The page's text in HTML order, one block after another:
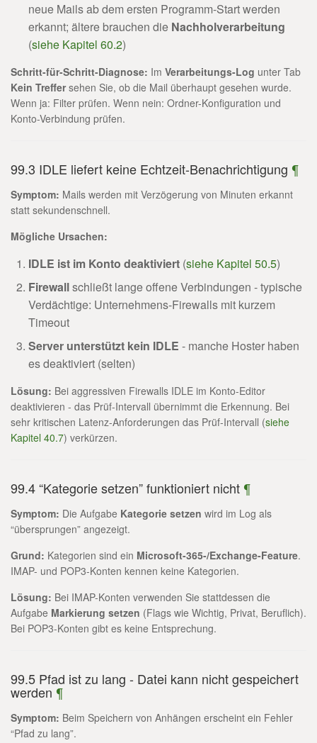
neue Mails ab dem ersten Programm-Start werden
erkannt; ältere brauchen die Nachholverarbeitung
(siehe Kapitel 60.2)
Schritt-für-Schritt-Diagnose: Im Verarbeitungs-Log unter Tab
Kein Treffersehen Sie, ob die Mail überhaupt gesehen wurde.
Wenn ja: Filter prüfen. Wenn nein: Ordner-Konfiguration und
Konto-Verbindung prüfen.
99.3 IDLE liefert keine Echtzeit-Benachrichtigung ¶
Symptom: Mails werden mit Verzögerung von Minuten erkannt
statt sekundenschnell.
Mögliche Ursachen:
IDLE ist im Konto deaktiviert (siehe Kapitel 50.5)
Firewallschließt lange offene Verbindungen - typische
Verdächtige: Unternehmens-Firewalls mit kurzem
Timeout
Server unterstützt kein IDLE - manche Hoster haben
es deaktiviert (selten)
Lösung: Bei aggressiven Firewalls IDLE im Konto-Editor
deaktivieren - das Prüf-Intervall übernimmt die Erkennung. Bei
sehr kritischen Latenz-Anforderungen das Prüf-Intervall (siehe
Kapitel 40.7) verkürzen.
99.4 “Kategorie setzen” funktioniert nicht ¶
Symptom: Die Aufgabe Kategorie setzen wird im Log als
“übersprungen” angezeigt.
Grund: Kategorien sind ein Microsoft-365-/Exchange-Feature.
IMAP- und POP3-Konten kennen keine Kategorien.
Lösung: Bei IMAP-Konten verwenden Sie stattdessen die
Aufgabe Markierung setzen (Flags wie Wichtig, Privat, Beruflich).
Bei POP3-Konten gibt es keine Entsprechung.
99.5 Pfad ist zu lang - Datei kann nicht gespeichert
werden ¶
Symptom: Beim Speichern von Anhängen erscheint ein Fehler
“Pfad zu lang”.